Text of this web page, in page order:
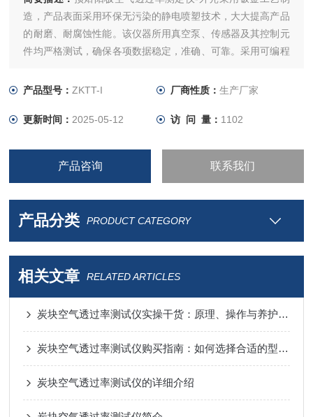
造，产品表面采用环保无污染的静电喷塑技术，大大提高产品
的耐磨、耐腐蚀性能。该仪器所用真空泵、传感器及其控制元
件均严格测试，确保各项数据稳定，准确、可靠。采用可编程
通过软件可实现远程监控和数据分析。便捷的人机交互界面、
产品型号：ZKTT-I 厂商性质： 生产厂家
更新时间： 2025-05-12 访 问 量： 1102
产品咨询 联系我们
产品分类 PRODUCT CATEGORY
相关文章 RELATED ARTICLES
炭块空气透过率测试仪实操干货：原理、操作与养护技巧
炭块空气透过率测试仪购买指南：如何选择合适的型号和品牌
炭块空气透过率测试仪的详细介绍